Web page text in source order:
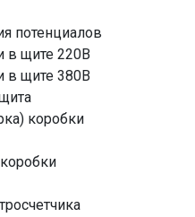
потенциалов
в щите 220В
в щите 380В
коробки